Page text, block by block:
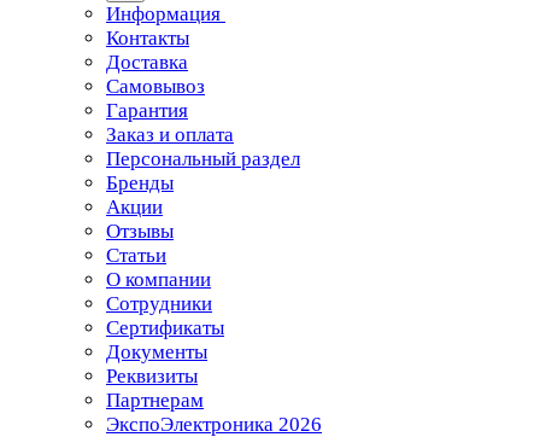
Информация
Контакты
Доставка
Самовывоз
Гарантия
Заказ и оплата
Персональный раздел
Бренды
Акции
Отзывы
Статьи
О компании
Сотрудники
Сертификаты
Документы
Реквизиты
Партнерам
ЭкспоЭлектроника 2026